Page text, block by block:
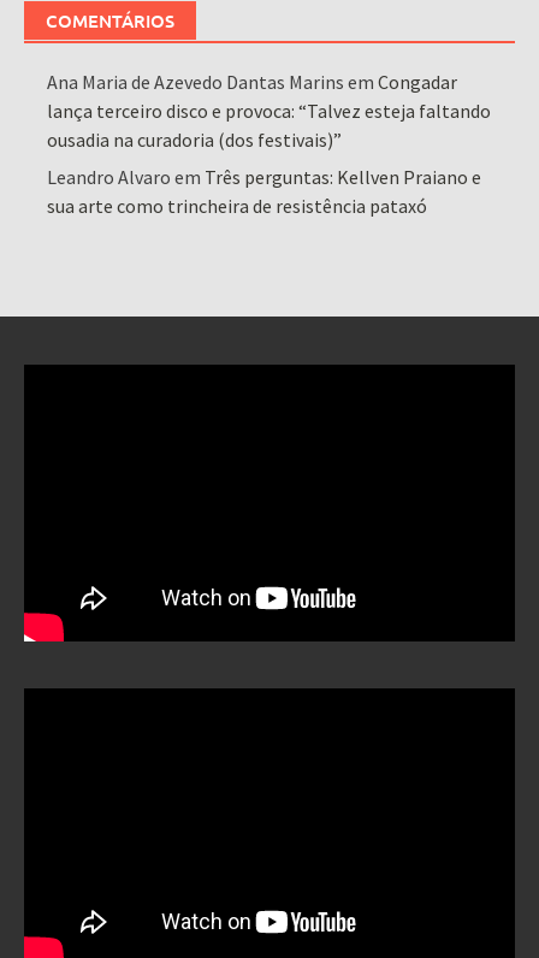
COMENTÁRIOS
Ana Maria de Azevedo Dantas Marins emCongadar
lança terceiro disco e provoca: “Talvez esteja faltando
ousadia na curadoria (dos festivais)”
Leandro Alvaro em Três perguntas: Kellven Praiano e
sua arte como trincheira de resistência pataxó